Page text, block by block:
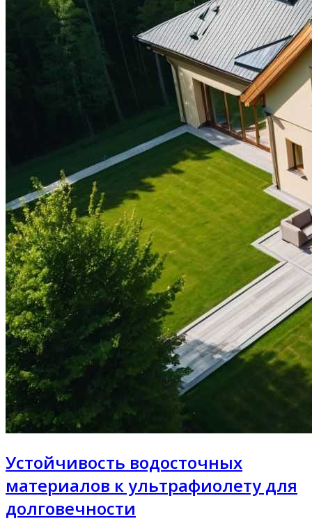
Устойчивость водосточных
материалов к ультрафиолету для
долговечности